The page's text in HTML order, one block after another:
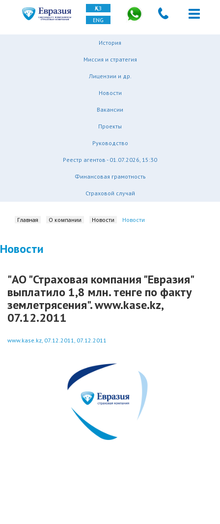
ҚАЗ
ENG
История
Миссия и стратегия
Лицензии и др.
Новости
Вакансии
Проекты
Руководство
Реестр агентов - 01.07.2026, 15:30
Финансовая грамотность
Страховой случай
Главная О компании Новости Новости
Новости
"АО "Страховая компания "Евразия"
выплатило 1,8 млн. тенге по факту
землетрясения". www.kase.kz,
07.12.2011
www.kase.kz, 07.12.2011, 07.12.2011